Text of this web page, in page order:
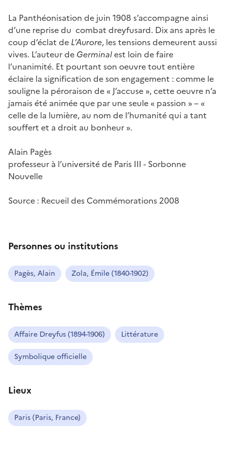
La Panthéonisation de juin 1908 s’accompagne ainsi
d’une reprise du combat dreyfusard. Dix ans après le
coup d’éclat de L’Aurore, les tensions demeurent aussi
vives. L’auteur de Germinalest loin de faire
l’unanimité. Et pourtant son oeuvre tout entière
éclaire la signification de son engagement : comme le
souligne la péroraison de « J’accuse », cette oeuvre n’a
jamais été animée que par une seule « passion » – «
celle de la lumière, au nom de l’humanité qui a tant
souffert et a droit au bonheur ».
Alain Pagès
professeur à l’université de Paris III - Sorbonne
Nouvelle
Source : Recueil des Commémorations 2008
Personnes ou institutions
Pagès, Alain Zola, Émile (1840-1902)
Thèmes
Affaire Dreyfus (1894-1906) Littérature
Symbolique officielle
Lieux
Paris (Paris, France)